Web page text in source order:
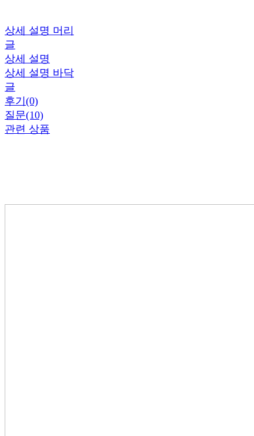
상세 설명 머리
글
상세 설명
상세 설명 바닥
글
후기(0)
질문(10)
관련 상품